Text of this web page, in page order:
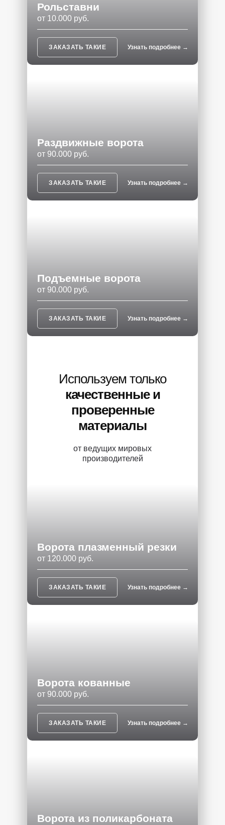
Узнать подробнее →
ЗАКАЗАТЬ ТАКИЕ
Рольставни
от 10.000 руб.
Узнать подробнее →
ЗАКАЗАТЬ ТАКИЕ
Подъемные ворота
от 90.000 руб.
Узнать подробнее →
ЗАКАЗАТЬ ТАКИЕ
Раздвижные ворота
от 90.000 руб.
от ведущих мировых
производителей
Используем только
качественные и
проверенные
материалы
Узнать подробнее →
ЗАКАЗАТЬ ТАКИЕ
Ворота кованные
от 90.000 руб.
Узнать подробнее →
ЗАКАЗАТЬ ТАКИЕ
Ворота плазменный резки
от 120.000 руб.
Ворота из поликарбоната